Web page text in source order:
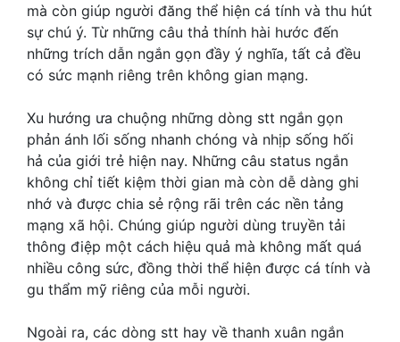
mà còn giúp người đăng thể hiện cá tính và thu hút
sự chú ý. Từ những câu thả thính hài hước đến
những trích dẫn ngắn gọn đầy ý nghĩa, tất cả đều
có sức mạnh riêng trên không gian mạng.
Xu hướng ưa chuộng những dòng stt ngắn gọn
phản ánh lối sống nhanh chóng và nhịp sống hối
hả của giới trẻ hiện nay. Những câu status ngắn
không chỉ tiết kiệm thời gian mà còn dễ dàng ghi
nhớ và được chia sẻ rộng rãi trên các nền tảng
mạng xã hội. Chúng giúp người dùng truyền tải
thông điệp một cách hiệu quả mà không mất quá
nhiều công sức, đồng thời thể hiện được cá tính và
gu thẩm mỹ riêng của mỗi người.
Ngoài ra, các dòng stt hay về thanh xuân ngắn